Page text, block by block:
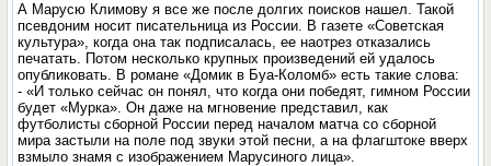
А Марусю Климову я все же после долгих поисков нашел. Такой
псевдоним носит писательница из России. В газете «Советская
культура», когда она так подписалась, ее наотрез отказались
печатать. Потом несколько крупных произведений ей удалось
опубликовать. В романе «Домик в Буа-Коломб» есть такие слова:
- «И только сейчас он понял, что когда они победят, гимном России
будет «Мурка». Он даже на мгновение представил, как
футболисты сборной России перед началом матча со сборной
мира застыли на поле под звуки этой песни, а на флагштоке вверх
взмыло знамя с изображением Марусиного лица».